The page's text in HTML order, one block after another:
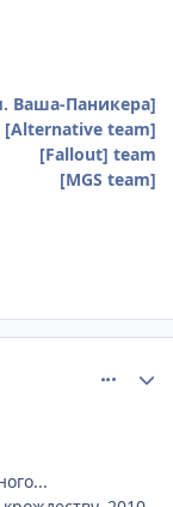
Ваша-Паникера]
[Alternative team]
[Fallout] team
[MGS team]